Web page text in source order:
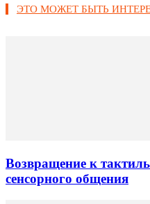
ЭТО МОЖЕТ БЫТЬ
Возвращение к
сенсорного общения